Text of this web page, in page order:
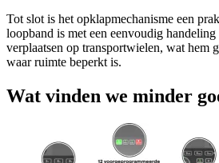
Tot slot is het opklapmechanisme een
loopband is met een eenvoudig
verplaatsen op transportwielen, wat hem
waar ruimte beperkt is.
Wat vinden we minder